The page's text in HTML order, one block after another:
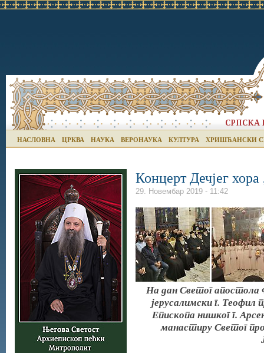
НАСЛОВНА ЦРКВА НАУКА ВЕРОНАУКА КУЛТУРА ХРИШЋАНСКИ
Концерт Дечјег
29. Новембар 2019 - 11:42
На дан Светог
јерусалимски г.
Епископа нишког г.
манастиру Светог